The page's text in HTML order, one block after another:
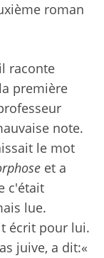
roman
raconte
première
note.
le mot
et a
c'était
lue.
écrit pour lui.
juive, a dit:«